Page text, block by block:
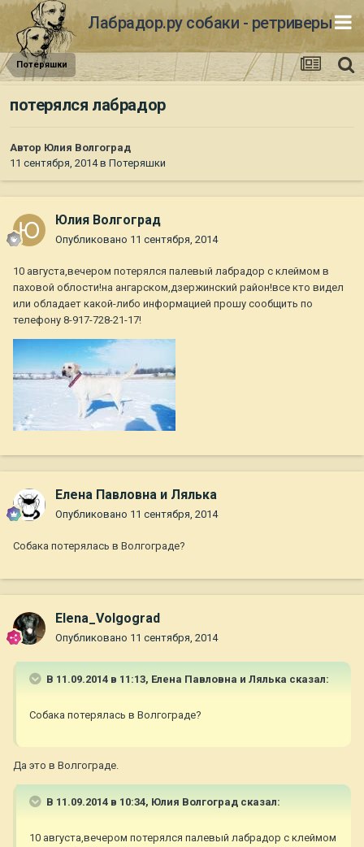
Лабрадор.ру собаки - ретриверы
Потеряшки
потерялся лабрадор
Автор Юлия Волгоград
11 сентября, 2014в Потеряшки
Юлия Волгоград
Опубликовано 11 сентября, 2014
10 августа,вечером потерялся палевый лабрадор с клеймом в
паховой облости!на ангарском,дзержинский район!все кто видел
или обладает какой-либо информацией прошу сообщить по
телефону 8-917-728-21-17!
Елена Павловна и Лялька
Опубликовано 11 сентября, 2014
Собака потерялась в Волгограде?
Elena_Volgograd
Опубликовано 11 сентября, 2014
В 11.09.2014 в 11:13, Елена Павловна и Лялька сказал:
Собака потерялась в Волгограде?
Да это в Волгограде.
В 11.09.2014 в 10:34, Юлия Волгоград сказал:
10 августа,вечером потерялся палевый лабрадор с клеймом